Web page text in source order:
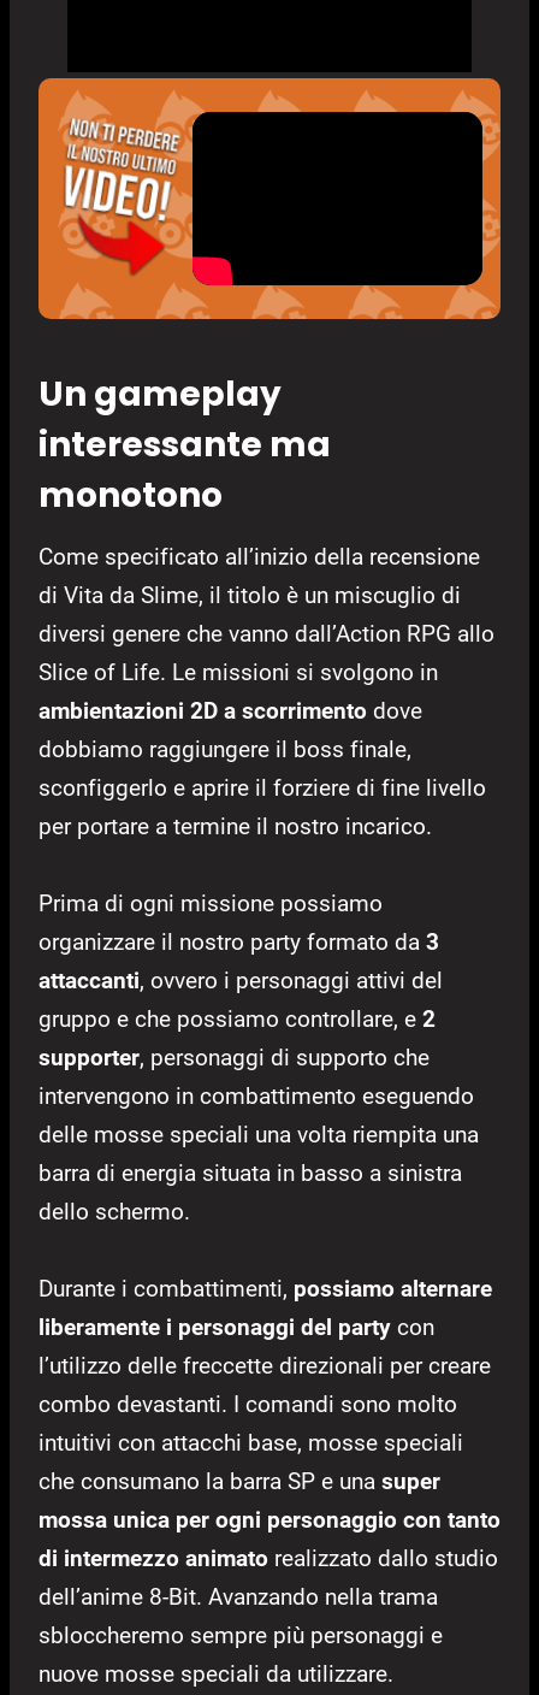
Un gameplay
interessante ma
monotono
Come specificato all’inizio della recensione
di Vita da Slime, il titolo è un miscuglio di
diversi genere che vanno dall’Action RPG allo
Slice of Life. Le missioni si svolgono in
ambientazioni 2D a scorrimento dove
dobbiamo raggiungere il boss finale,
sconfiggerlo e aprire il forziere di fine livello
per portare a termine il nostro incarico.
Prima di ogni missione possiamo
organizzare il nostro party formato da 3
attaccanti, ovvero i personaggi attivi del
gruppo e che possiamo controllare, e 2
supporter, personaggi di supporto che
intervengono in combattimento eseguendo
delle mosse speciali una volta riempita una
barra di energia situata in basso a sinistra
dello schermo.
Durante i combattimenti, possiamo alternare
liberamente i personaggi del party con
l’utilizzo delle freccette direzionali per creare
combo devastanti. I comandi sono molto
intuitivi con attacchi base, mosse speciali
che consumano la barra SP e una super
mossa unica per ogni personaggio con tanto
di intermezzo animato realizzato dallo studio
dell’anime 8-Bit. Avanzando nella trama
sbloccheremo sempre più personaggi e
nuove mosse speciali da utilizzare.